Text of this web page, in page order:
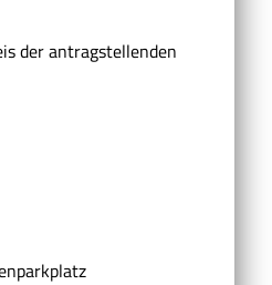
der antragstellenden